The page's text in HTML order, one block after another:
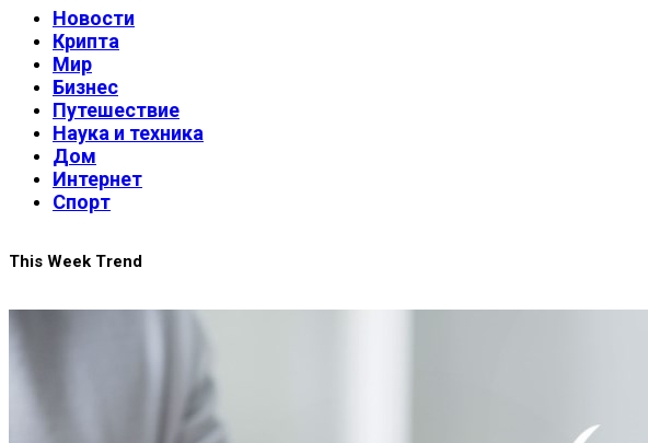
Новости
Крипта
Мир
Бизнес
Путешествие
Наука и техника
Дом
Интернет
Спорт
This Week Trend